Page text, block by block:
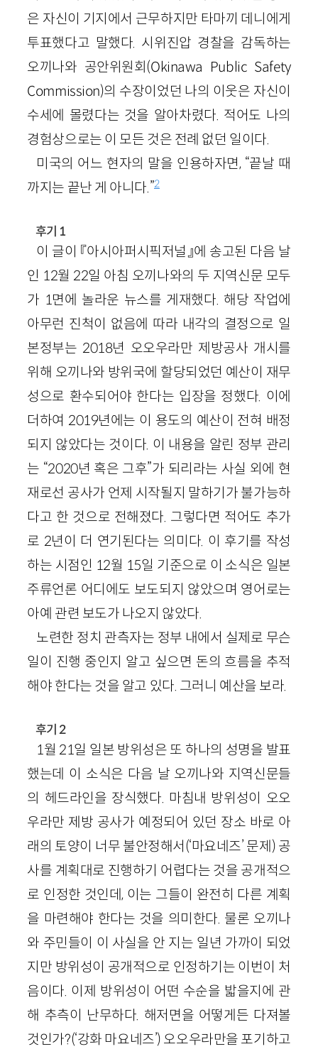
은 자신이 기지에서 근무하지만 타마끼 데니에게
투표했다고 말했다. 시위진압 경찰을 감독하는
오끼나와 공안위원회(Okinawa Public Safety
Commission)의 수장이었던 나의 이웃은 자신이
수세에 몰렸다는 것을 알아차렸다. 적어도 나의
경험상으로는 이 모든 것은 전례 없던 일이다.
미국의 어느 현자의 말을 인용하자면, “끝날 때
까지는 끝난 게 아니다.”2
후기 1
이 글이 『아시아퍼시픽저널』에 송고된 다음 날
인 12월 22일 아침 오끼나와의 두 지역신문 모두
가 1면에 놀라운 뉴스를 게재했다. 해당 작업에
아무런 진척이 없음에 따라 내각의 결정으로 일
본정부는 2018년 오오우라만 제방공사 개시를
위해 오끼나와 방위국에 할당되었던 예산이 재무
성으로 환수되어야 한다는 입장을 정했다. 이에
더하여 2019년에는 이 용도의 예산이 전혀 배정
되지 않았다는 것이다. 이 내용을 알린 정부 관리
는 “2020년 혹은 그후”가 되리라는 사실 외에 현
재로선 공사가 언제 시작될지 말하기가 불가능하
다고 한 것으로 전해졌다. 그렇다면 적어도 추가
로 2년이 더 연기된다는 의미다. 이 후기를 작성
하는 시점인 12월 15일 기준으로 이 소식은 일본
주류언론 어디에도 보도되지 않았으며 영어로는
아예 관련 보도가 나오지 않았다.
노련한 정치 관측자는 정부 내에서 실제로 무슨
일이 진행 중인지 알고 싶으면 돈의 흐름을 추적
해야 한다는 것을 알고 있다. 그러니 예산을 보라.
후기 2
1월 21일 일본 방위성은 또 하나의 성명을 발표
했는데 이 소식은 다음 날 오끼나와 지역신문들
의 헤드라인을 장식했다. 마침내 방위성이 오오
우라만 제방 공사가 예정되어 있던 장소 바로 아
래의 토양이 너무 불안정해서(‘마요네즈’ 문제) 공
사를 계획대로 진행하기 어렵다는 것을 공개적으
로 인정한 것인데, 이는 그들이 완전히 다른 계획
을 마련해야 한다는 것을 의미한다. 물론 오끼나
와 주민들이 이 사실을 안 지는 일년 가까이 되었
지만 방위성이 공개적으로 인정하기는 이번이 처
음이다. 이제 방위성이 어떤 수순을 밟을지에 관
해 추측이 난무하다. 해저면을 어떻게든 다져볼
것인가?(‘강화 마요네즈’) 오오우라만을 포기하고